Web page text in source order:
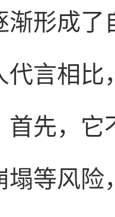
渐形成了
代言相比
首先，它
塌等风